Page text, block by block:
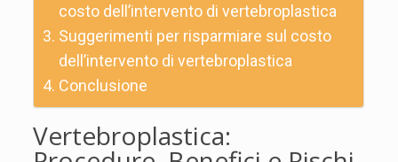
costo dell’intervento di vertebroplastica
Suggerimenti per risparmiare sul costo
dell’intervento di vertebroplastica
Conclusione
Vertebroplastica: